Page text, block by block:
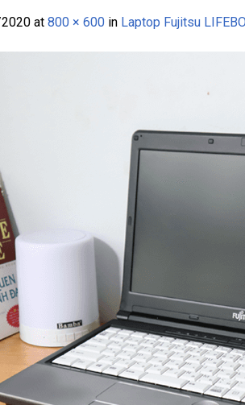
at 800 × 600 in Laptop Fujitsu